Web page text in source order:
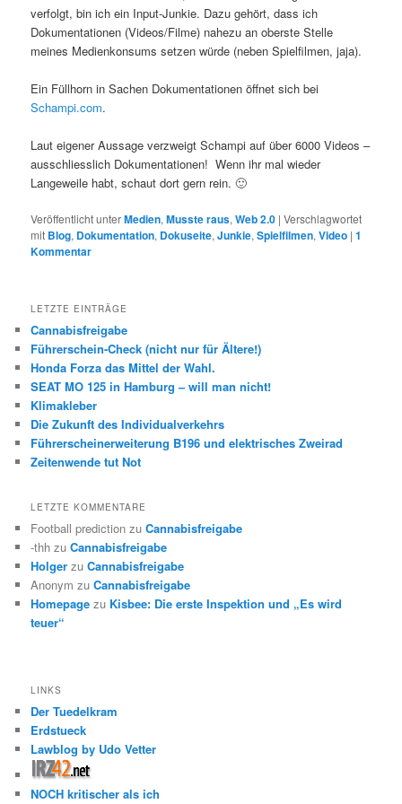
verfolgt, bin ich ein Input-Junkie. Dazu gehört, dass ich
Dokumentationen (Videos/Filme) nahezu an oberste Stelle
meines Medienkonsums setzen würde (neben Spielfilmen, jaja).
Ein Füllhorn in Sachen Dokumentationen öffnet sich bei
Schampi.com.
Laut eigener Aussage verzweigt Schampi auf über 6000 Videos –
ausschliesslich Dokumentationen! Wenn ihr mal wieder
Langeweile habt, schaut dort gern rein. 🙂
Veröffentlicht unterMedien,Musste raus,Web 2.0 |Verschlagwortet
mit Blog, Dokumentation, Dokuseite,Junkie,Spielfilmen,Video |1
Kommentar
LETZTE EINTRÄGE
Cannabisfreigabe
Führerschein-Check (nicht nur für Ältere!)
Honda Forza das Mittel der Wahl.
SEAT MO 125 in Hamburg – will man nicht!
Klimakleber
Die Zukunft des Individualverkehrs
Führerscheinerweiterung B196 und elektrisches Zweirad
Zeitenwende tut Not
LETZTE KOMMENTARE
Football prediction zuCannabisfreigabe
-thh zuCannabisfreigabe
Holger zuCannabisfreigabe
Anonym zuCannabisfreigabe
Homepage zu Kisbee: Die erste Inspektion und „Es wird
teuer“
LINKS
Der Tuedelkram
Erdstueck
Lawblog by Udo Vetter
NOCH kritischer als ich